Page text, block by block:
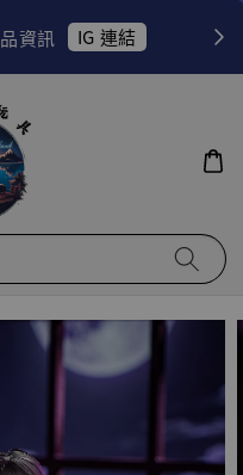
資訊 IG 連結